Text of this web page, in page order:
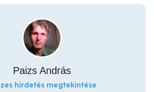
Paizs András
hirdetés megtekintése